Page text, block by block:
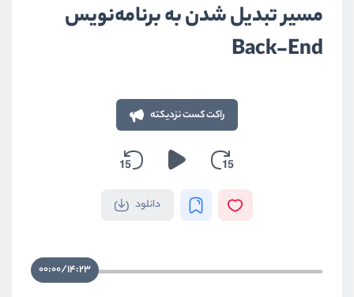
مسیر تبدیل شدن به برنامه‌نویس
Back-End
راکت کست نزدیکته
دانلود
00:00/14:23